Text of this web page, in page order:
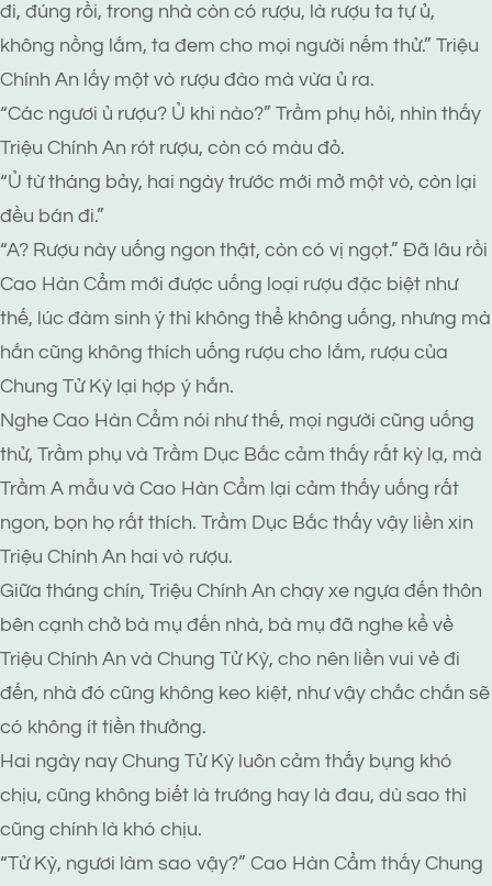
đi, đúng rồi, trong nhà còn có rượu, là rượu ta tự ủ,
không nồng lắm, ta đem cho mọi người nếm thử.” Triệu
Chính An lấy một vò rượu đào mà vừa ủ ra.
“Các ngươi ủ rượu? Ủ khi nào?” Trầm phụ hỏi, nhìn thấy
Triệu Chính An rót rượu, còn có màu đỏ.
“Ủ từ tháng bảy, hai ngày trước mới mở một vò, còn lại
đều bán đi.”
“A? Rượu này uống ngon thật, còn có vị ngọt.” Đã lâu rồi
Cao Hàn Cẩm mới được uống loại rượu đặc biệt như
thế, lúc đàm sinh ý thì không thể không uống, nhưng mà
hắn cũng không thích uống rượu cho lắm, rượu của
Chung Tử Kỳ lại hợp ý hắn.
Nghe Cao Hàn Cẩm nói như thế, mọi người cũng uống
thử, Trầm phụ và Trầm Dục Bắc cảm thấy rất kỳ lạ, mà
Trầm A mẫu và Cao Hàn Cẩm lại cảm thấy uống rất
ngon, bọn họ rất thích. Trầm Dục Bắc thấy vậy liền xin
Triệu Chính An hai vò rượu.
Giữa tháng chín, Triệu Chính An chạy xe ngựa đến thôn
bên cạnh chở bà mụ đến nhà, bà mụ đã nghe kể về
Triệu Chính An và Chung Tử Kỳ, cho nên liền vui vẻ đi
đến, nhà đó cũng không keo kiệt, như vậy chắc chắn sẽ
có không ít tiền thưởng.
Hai ngày nay Chung Tử Kỳ luôn cảm thấy bụng khó
chịu, cũng không biết là trướng hay là đau, dù sao thì
cũng chính là khó chịu.
“Tử Kỳ, ngươi làm sao vậy?” Cao Hàn Cẩm thấy Chung